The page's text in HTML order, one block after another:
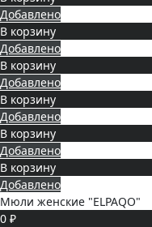
Добавлено
В корзину
Добавлено
В корзину
Добавлено
В корзину
Добавлено
В корзину
Добавлено
В корзину
Добавлено
Мюли женские "ELPAQO"
0 ₽